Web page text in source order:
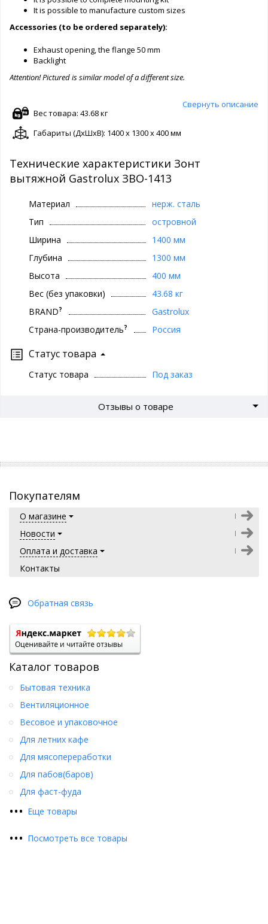
It is possible to manufacture custom sizes
Accessories (to be ordered separately):
Exhaust opening, the flange 50 mm
Backlight
Attention! Pictured is similar model of a different size.
Свернуть описание
Вес товара: 43.68 кг
Габариты (ДxШxВ): 1400 x 1300 x 400 мм
Технические характеристики Зонт
вытяжной Gastrolux ЗВО-1413
Материал
нерж. сталь
Тип
островной
Ширина
1400 мм
Глубина
1300 мм
Высота
400 мм
Вес (без упаковки)
43.68 кг
BRAND?
Gastrolux
Страна-производитель? Россия
Статус товара
Статус товара Под заказ
Отзывы о товаре
Покупателям
О магазине
Новости
Оплата и доставка
Контакты
Обратная связь
Каталог товаров
••• Еще товары
Бытовая техника
Вентиляционное
Весовое и упаковочное
Для летних кафе
Для мясопереработки
Для пабов(баров)
Для фаст-фуда
••• Посмотреть все товары